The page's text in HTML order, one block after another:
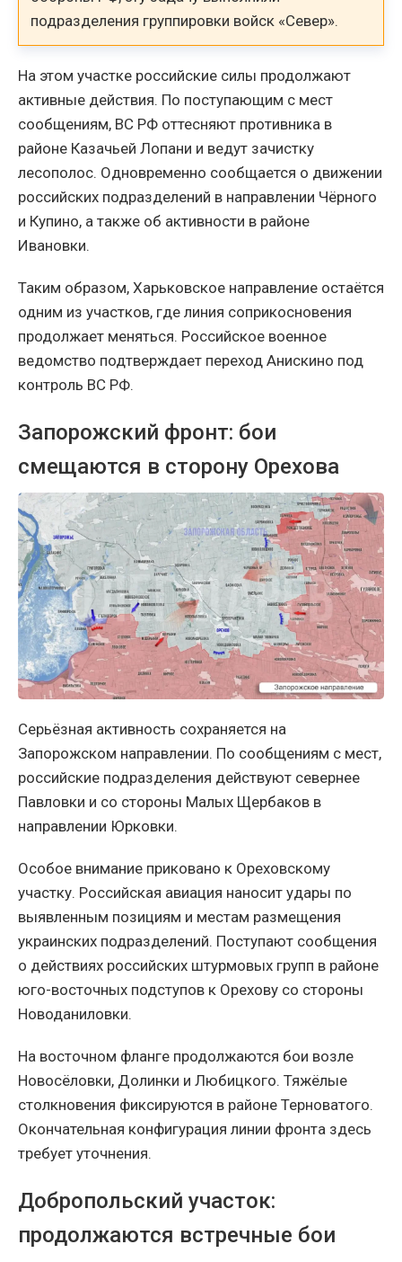
подразделения группировки войск «Север».
На этом участке российские силы продолжают
активные действия. По поступающим с мест
сообщениям, ВС РФ оттесняют противника в
районе Казачьей Лопани и ведут зачистку
лесополос. Одновременно сообщается о движении
российских подразделений в направлении Чёрного
и Купино, а также об активности в районе
Ивановки.
Таким образом, Харьковское направление остаётся
одним из участков, где линия соприкосновения
продолжает меняться. Российское военное
ведомство подтверждает переход Анискино под
контроль ВС РФ.
Запорожский фронт: бои
смещаются в сторону Орехова
Серьёзная активность сохраняется на
Запорожском направлении. По сообщениям с мест,
российские подразделения действуют севернее
Павловки и со стороны Малых Щербаков в
направлении Юрковки.
Особое внимание приковано к Ореховскому
участку. Российская авиация наносит удары по
выявленным позициям и местам размещения
украинских подразделений. Поступают сообщения
о действиях российских штурмовых групп в районе
юго-восточных подступов к Орехову со стороны
Новоданиловки.
На восточном фланге продолжаются бои возле
Новосёловки, Долинки и Любицкого. Тяжёлые
столкновения фиксируются в районе Терноватого.
Окончательная конфигурация линии фронта здесь
требует уточнения.
Добропольский участок:
продолжаются встречные бои